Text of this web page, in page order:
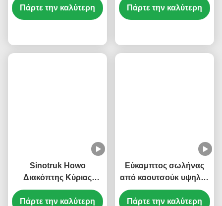
KM8200144 Ανθεκτικό
στη Θερμότητα Κιτ
Πάρτε την καλύτερη
Sinotruk Howo T5G T7G
Αποσύνδεση Κύριας
Πάρτε την καλύτερη
Sinotruk Howo
Διακόπτης Κύριας
Μπαταρίας Ασφαλής
Λειτουργία
Πάρτε την καλύτερη
Εύκαμπτος σωλήνας
από καουτσούκ υψηλής
απόδοσης
DZ95319535812
Πάρτε την καλύτερη